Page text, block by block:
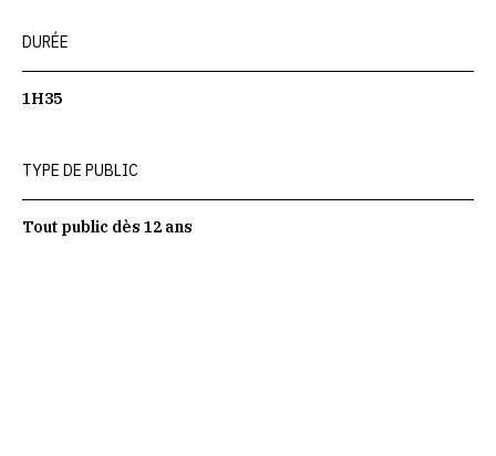
DURÉE
1H35
TYPE DE PUBLIC
Tout public dès 12 ans